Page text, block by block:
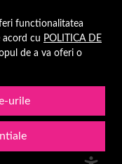
functionalitatea
cu POLITICA DE
de a va oferi o
urile